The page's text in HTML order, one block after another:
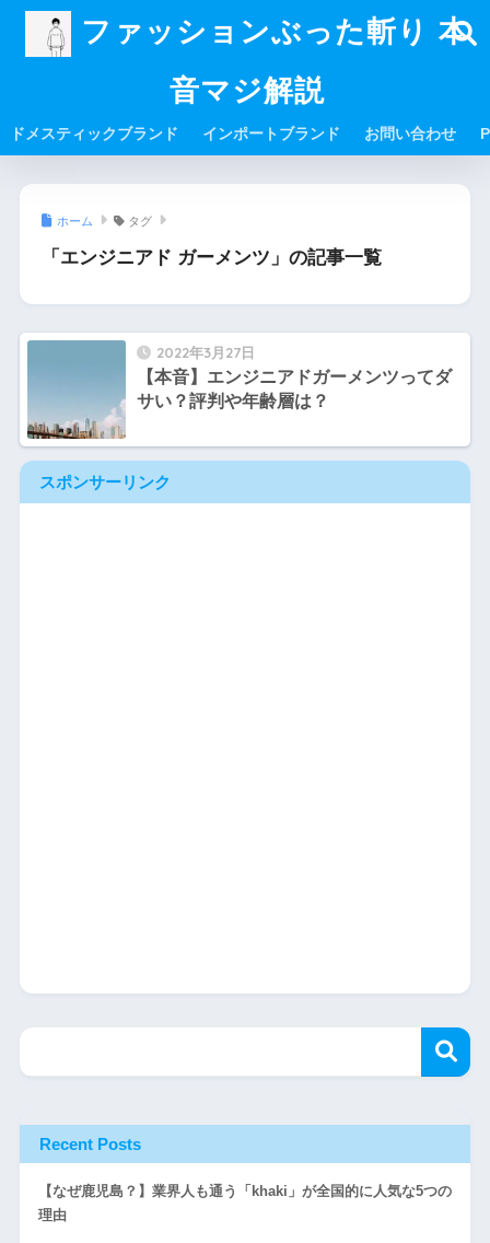
ファッションぶった斬り 本
音マジ解説
ドメスティックブランド インポートブランド お問い合わせ
ホーム タグ
「エンジニアド ガーメンツ」の記事一覧
2022年3月27日
【本音】エンジニアドガーメンツってダ
サい？評判や年齢層は？
スポンサーリンク
Recent Posts
【なぜ鹿児島？】業界人も通う「khaki」が全国的に人気な5つの
理由